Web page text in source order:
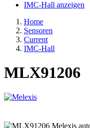
IMC-Hall anzeigen
Home
Sensoren
Current
IMC-Hall
MLX91206